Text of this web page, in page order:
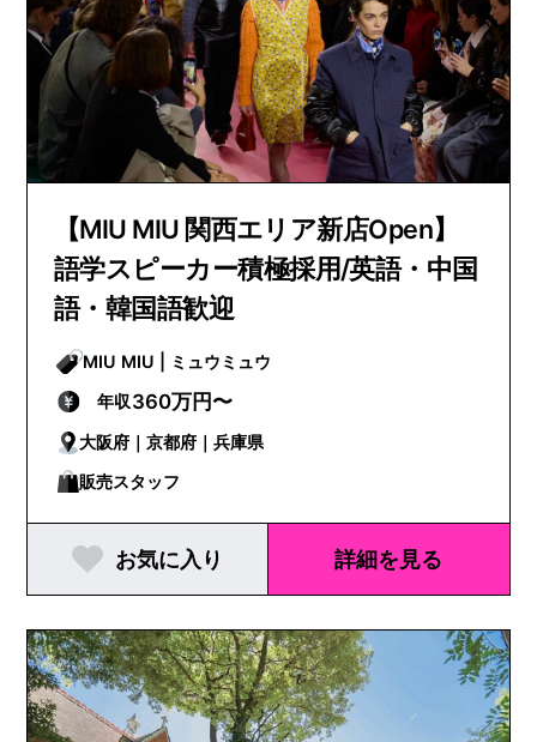
【MIU MIU 関西エリア新店Open】
語学スピーカー積極採用/英語・中国
語・韓国語歓迎
MIU MIU | ミュウミュウ
年収360万円〜
大阪府｜京都府｜兵庫県
販売スタッフ
お気に入り 詳細を見る